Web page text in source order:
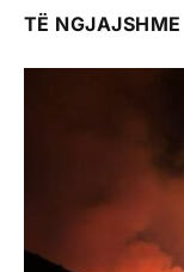
TË NGJAJSHME